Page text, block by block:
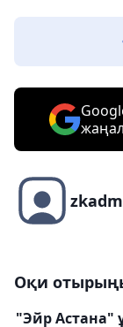
zkadm
Оқи
"Эйр Астана"